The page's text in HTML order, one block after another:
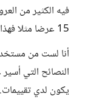
فيه الكثير من
15 عرضا مثلا فهذا قد يعني أن صاحب المشروع لن يراك أصلا.
أنا لست من
النصائح التي
يكون لدي تقييمات.